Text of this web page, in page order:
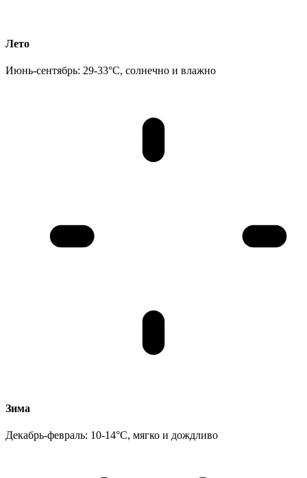
Лето
Июнь-сентябрь: 29-33°C, солнечно и влажно
Зима
Декабрь-февраль: 10-14°C, мягко и дождливо